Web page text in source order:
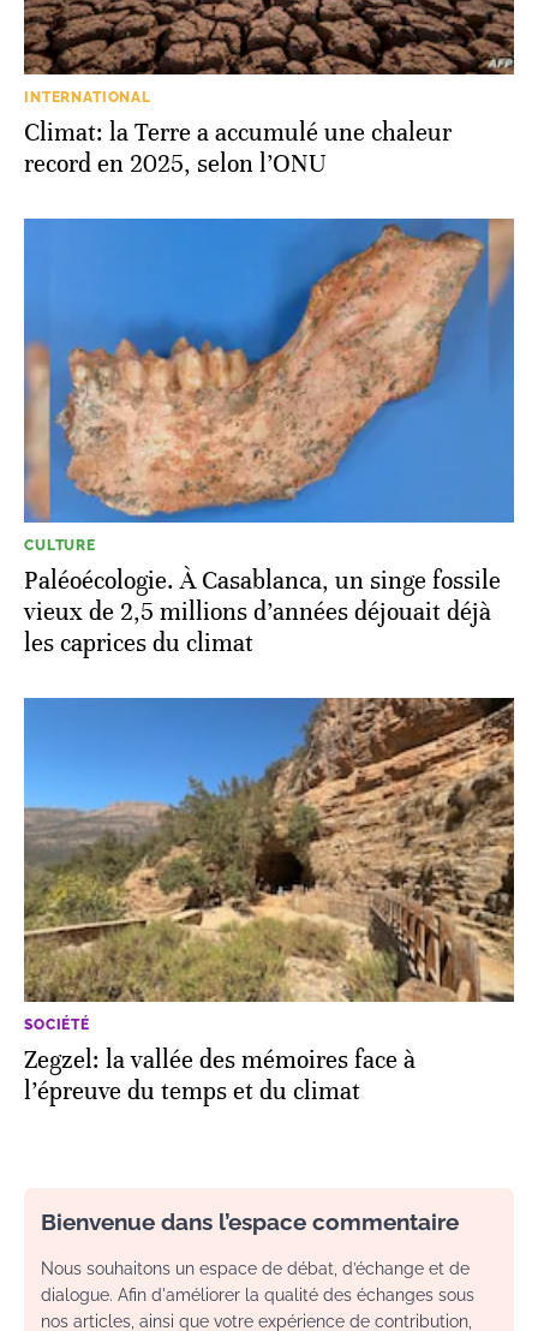
INTERNATIONAL
Climat: la Terre a accumulé une chaleur
record en 2025, selon l’ONU
CULTURE
Paléoécologie. À Casablanca, un singe fossile
vieux de 2,5 millions d’années déjouait déjà
les caprices du climat
SOCIÉTÉ
Zegzel: la vallée des mémoires face à
l’épreuve du temps et du climat
Bienvenue dans l’espace commentaire
Nous souhaitons un espace de débat, d’échange et de
dialogue. Afin d'améliorer la qualité des échanges sous
nos articles, ainsi que votre expérience de contribution,